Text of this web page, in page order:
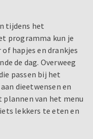
tijdens het
programma kun je
hapjes en drankjes
de dag. Overweeg
passen bij het
dieetwensen en
plannen van het menu
lekkers te eten en